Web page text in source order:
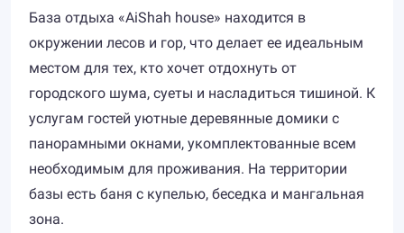
База отдыха «AiShah house» находится в
окружении лесов и гор, что делает ее идеальным
местом для тех, кто хочет отдохнуть от
городского шума, суеты и насладиться тишиной. К
услугам гостей уютные деревянные домики с
панорамными окнами, укомплектованные всем
необходимым для проживания. На территории
базы есть баня с купелью, беседка и мангальная
зона.